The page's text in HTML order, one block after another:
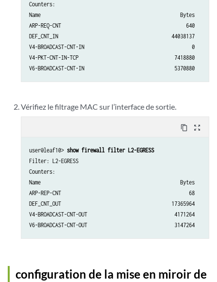
Counters:
Name                                                Bytes
ARP-REQ-CNT                                           640
DEF_CNT_IN                                       44038137
V4-BROADCAST-CNT-IN                                     0
V4-PKT-CNT-IN-TCP                                 7418880
Vérifiez le filtrage MAC sur l’interface de sortie.
content_copy zoom_out_map
user@leaf10> show firewall filter L2-EGRESS
Filter: L2-EGRESS
Counters:
Name                                                Bytes
ARP-REP-CNT                                            68
DEF_CNT_OUT                                      17365964
V4-BROADCAST-CNT-OUT                              4171264
V6-BROADCAST-CNT-OUT                              3147264
configuration de la mise en miroir de